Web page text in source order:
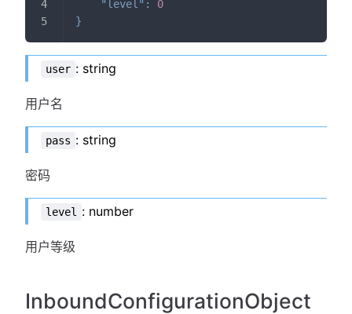
"level" :
0
}
user : string
用户名
pass : string
密码
level : number
用户等级
InboundConfigurationObject